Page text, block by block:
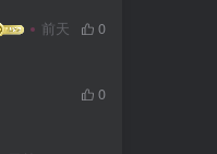
前天
0
0